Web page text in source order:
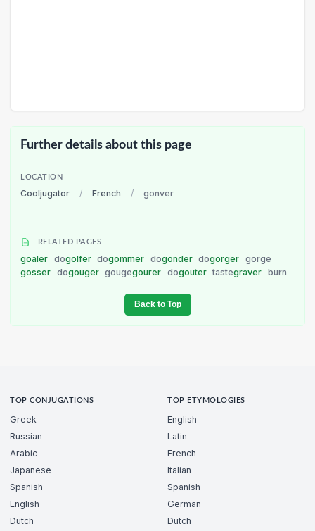
Further details about this page
LOCATION
Cooljugator / French / gonver
RELATED PAGES
goaler dogolfer dogommer dogonder dogorger gorge
gosser dogouger gougegourer dogouter tastegraver burn
Back to Top
TOP CONJUGATIONS
Greek
Russian
Arabic
Japanese
Spanish
English
Dutch
TOP ETYMOLOGIES
English
Latin
French
Italian
Spanish
German
Dutch